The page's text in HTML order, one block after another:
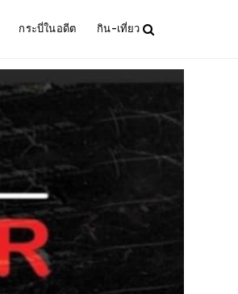
กระบี่ในอดีต กิน-เที่ยว